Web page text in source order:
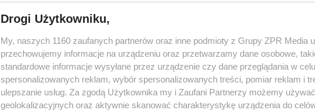
Drogi Użytkowniku,
My, naszych 1160 zaufanych partnerów oraz inne podmioty z Grupy ZPR Media
przechowujemy informacje na urządzeniu oraz przetwarzamy dane osobowe,
standardowe informacje wysyłane przez urządzenie czy dane przeglądania w
spersonalizowanych reklam, wybór spersonalizowanych treści, pomiar reklam i
ulepszanie usług. Za zgodą Użytkownika my i Zaufani Partnerzy możemy
geolokalizacyjnych oraz aktywnie skanować charakterystykę urządzenia do